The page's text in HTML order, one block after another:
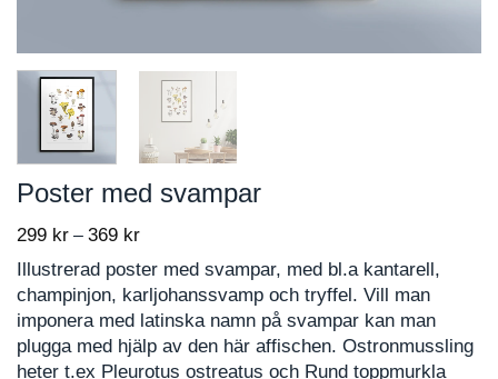
Poster med svampar
299 kr – 369 krPrice
through
369 kr
Illustrerad poster med svampar, med bl.a kantarell,
champinjon, karljohanssvamp och tryffel. Vill man
imponera med latinska namn på svampar kan man
plugga med hjälp av den här affischen. Ostronmussling
heter t.ex Pleurotus ostreatus och Rund toppmurkla